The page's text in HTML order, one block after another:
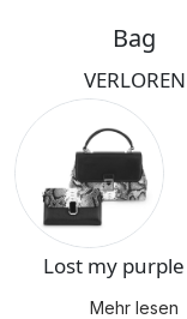
Bag
VERLOREN
Lost my
Mehr lesen